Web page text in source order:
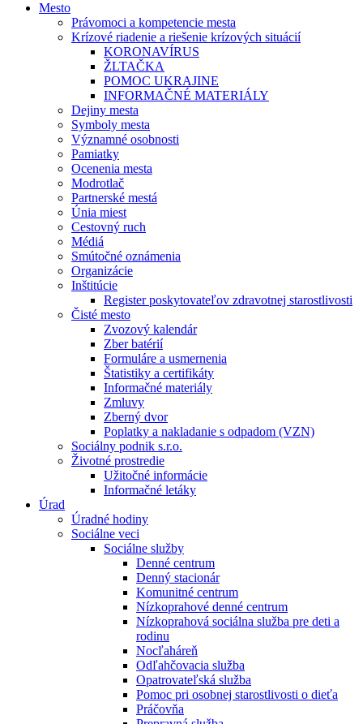
Mesto
Právomoci a kompetencie mesta
Krízové riadenie a riešenie krízových situácií
KORONAVÍRUS
ŽLTAČKA
POMOC UKRAJINE
INFORMAČNÉ MATERIÁLY
Dejiny mesta
Symboly mesta
Významné osobnosti
Pamiatky
Ocenenia mesta
Modrotlač
Partnerské mestá
Únia miest
Cestovný ruch
Médiá
Smútočné oznámenia
Organizácie
Inštitúcie
Register poskytovateľov zdravotnej starostlivosti
Čisté mesto
Zvozový kalendár
Zber batérií
Formuláre a usmernenia
Štatistiky a certifikáty
Informačné materiály
Zmluvy
Zberný dvor
Poplatky a nakladanie s odpadom (VZN)
Sociálny podnik s.r.o.
Životné prostredie
Užitočné informácie
Informačné letáky
Úrad
Úradné hodiny
Sociálne veci
Sociálne služby
Denné centrum
Denný stacionár
Komunitné centrum
Nízkoprahové denné centrum
Nízkoprahová sociálna služba pre deti a
rodinu
Nocľaháreň
Odľahčovacia služba
Opatrovateľská služba
Pomoc pri osobnej starostlivosti o dieťa
Práčovňa